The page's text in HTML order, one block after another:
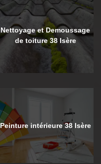
Nettoyage et Demoussage
de toiture 38 Isère
Peinture intérieure 38 Isère